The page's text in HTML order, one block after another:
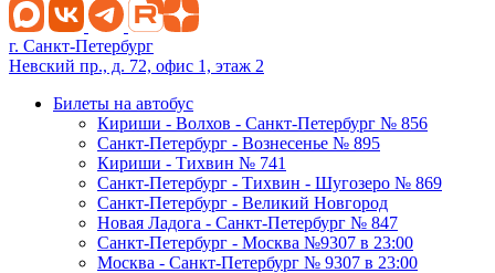
г. Санкт-Петербург
Невский пр., д. 72, офис 1, этаж 2
Билеты на автобус
Кириши - Волхов - Санкт-Петербург № 856
Санкт-Петербург - Вознесенье № 895
Кириши - Тихвин № 741
Санкт-Петербург - Тихвин - Шугозеро № 869
Санкт-Петербург - Великий Новгород
Новая Ладога - Санкт-Петербург № 847
Санкт-Петербург - Москва №9307 в 23:00
Москва - Санкт-Петербург № 9307 в 23:00